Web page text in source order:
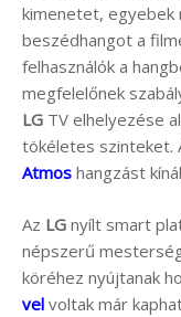
kimenetet,
beszédhangot a
felhasználók a
megfelelőnek
LG TV elhelyezése
tökéletes szinteket.
Atmos hangzást
Az LG nyílt smart
népszerű
köréhez nyújtanak
vel voltak már